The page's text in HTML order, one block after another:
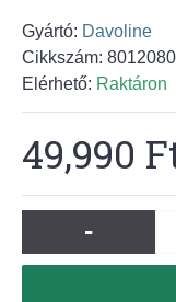
Gyártó: Davoline
Cikkszám:
Elérhető: Raktáron
49,990
-